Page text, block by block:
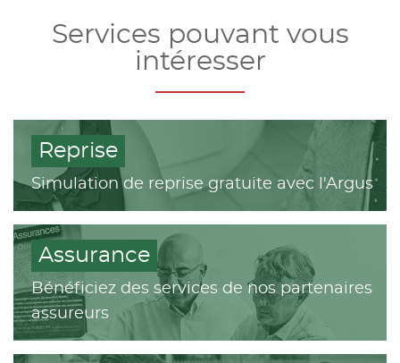
Services pouvant vous
intéresser
Reprise
Simulation de reprise gratuite avec l'Argus
Assurance
Bénéficiez des services de nos partenaires
assureurs